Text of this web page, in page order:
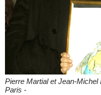
Pierre Martial et Jean-
Paris -